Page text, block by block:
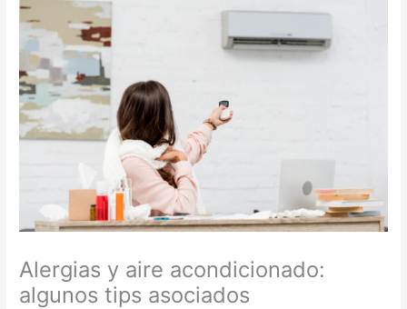
Alergias y aire acondicionado:
algunos tips asociados